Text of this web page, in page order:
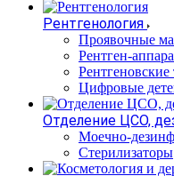
Рентгенология
Проявочные
Рентген-
Цифровые
Отделение ЦСО,
Моечно-
Стерилизаторы